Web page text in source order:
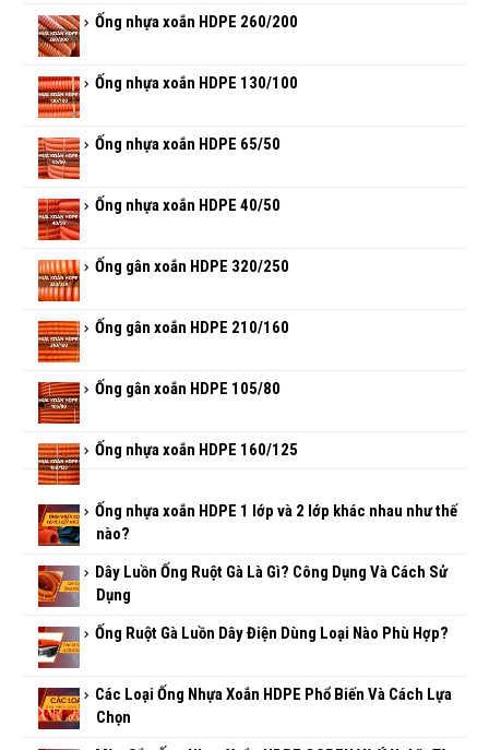
Ống nhựa xoắn HDPE 260/200
Ống nhựa xoắn HDPE 130/100
Ống nhựa xoắn HDPE 65/50
Ống nhựa xoắn HDPE 40/50
Ống gân xoắn HDPE 320/250
Ống gân xoắn HDPE 210/160
Ống gân xoắn HDPE 105/80
Ống nhựa xoắn HDPE 160/125
Ống nhựa xoắn HDPE 1 lớp và 2 lớp khác nhau như thế
nào?
Dây Luồn Ống Ruột Gà Là Gì? Công Dụng Và Cách Sử
Dụng
Ống Ruột Gà Luồn Dây Điện Dùng Loại Nào Phù Hợp?
Các Loại Ống Nhựa Xoắn HDPE Phổ Biến Và Cách Lựa
Chọn